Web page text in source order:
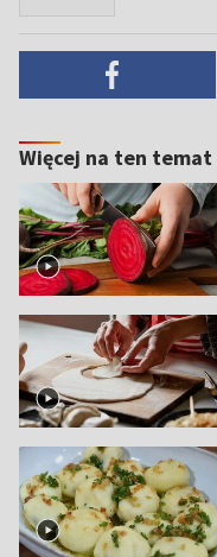
Więcej na ten temat